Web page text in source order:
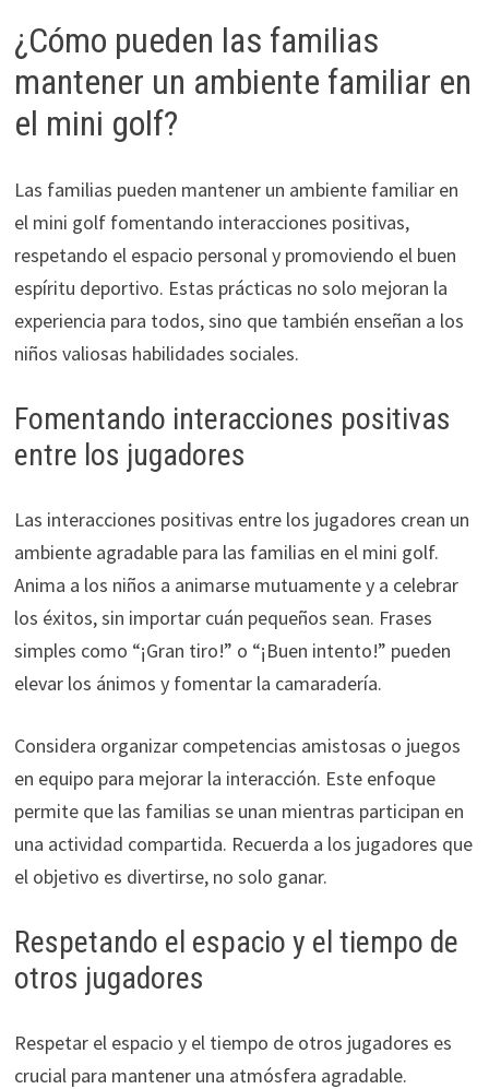
¿Cómo pueden las familias
mantener un ambiente familiar en
el mini golf?
Las familias pueden mantener un ambiente familiar en
el mini golf fomentando interacciones positivas,
respetando el espacio personal y promoviendo el buen
espíritu deportivo. Estas prácticas no solo mejoran la
experiencia para todos, sino que también enseñan a los
niños valiosas habilidades sociales.
Fomentando interacciones positivas
entre los jugadores
Las interacciones positivas entre los jugadores crean un
ambiente agradable para las familias en el mini golf.
Anima a los niños a animarse mutuamente y a celebrar
los éxitos, sin importar cuán pequeños sean. Frases
simples como “¡Gran tiro!” o “¡Buen intento!” pueden
elevar los ánimos y fomentar la camaradería.
Considera organizar competencias amistosas o juegos
en equipo para mejorar la interacción. Este enfoque
permite que las familias se unan mientras participan en
una actividad compartida. Recuerda a los jugadores que
el objetivo es divertirse, no solo ganar.
Respetando el espacio y el tiempo de
otros jugadores
Respetar el espacio y el tiempo de otros jugadores es
crucial para mantener una atmósfera agradable.